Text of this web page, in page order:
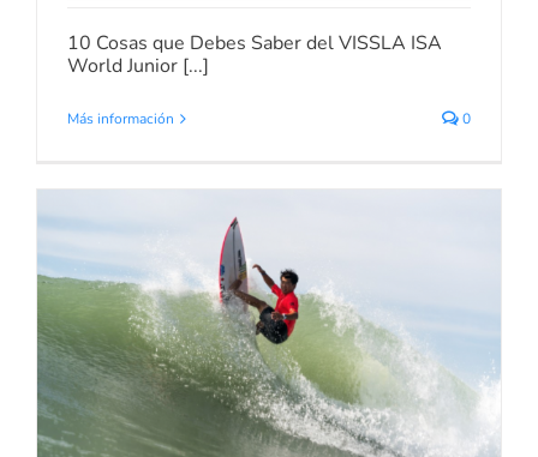
10 Cosas que Debes Saber del VISSLA ISA
World Junior [...]
Más información 0
Acuerdo antidopaje entre ISA y
WSL
Noticias de Surf